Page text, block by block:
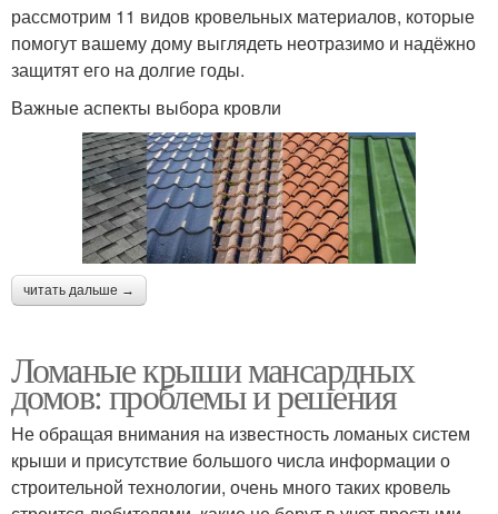
рассмотрим 11 видов кровельных материалов, которые
помогут вашему дому выглядеть неотразимо и надёжно
защитят его на долгие годы.
Важные аспекты выбора кровли
читать дальше →
Ломаные крыши мансардных
домов: проблемы и решения
Не обращая внимания на известность ломаных систем
крыши и присутствие большого числа информации о
строительной технологии, очень много таких кровель